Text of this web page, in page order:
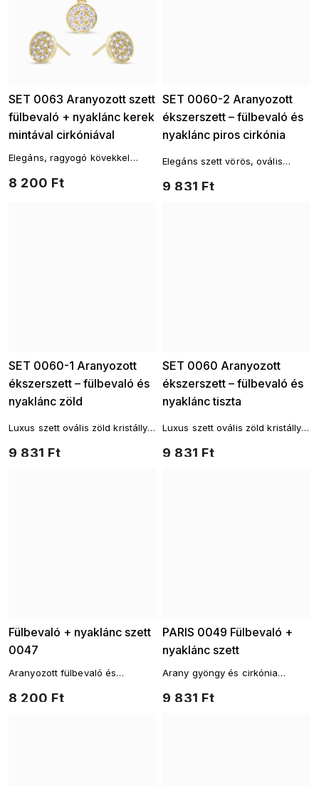
SET 0063 Aranyozott szett
fülbevaló + nyaklánc kerek
mintával cirkóniával
8 200 Ft
Elegáns, ragyogó kövekkel
nőiességét és feldobja a
SET 0060-2 Aranyozott
ékszerszett – fülbevaló és
nyaklánc piros cirkónia
9 831 Ft
Elegáns szett vörös, ovális
csillogással.
SET 0060-1 Aranyozott
ékszerszett – fülbevaló és
nyaklánc zöld
9 831 Ft
Luxus szett ovális zöld kristállyal
SET 0060 Aranyozott
ékszerszett – fülbevaló és
nyaklánc tiszta
9 831 Ft
Luxus szett ovális zöld kristállyal
Fülbevaló + nyaklánc szett
0047
8 200 Ft
Aranyozott fülbevaló és
kövekkel.
PARIS 0049 Fülbevaló +
nyaklánc szett
9 831 Ft
Arany gyöngy és cirkónia
részletben